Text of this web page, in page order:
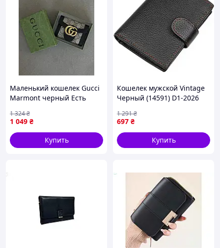
Маленький кошелек Gucci
Marmont черный Есть
1 049 ₴
1 324₴
Купить
Кошелек мужской Vintage
Черный (14591) D1-2026
697 ₴
1 291₴
Купить